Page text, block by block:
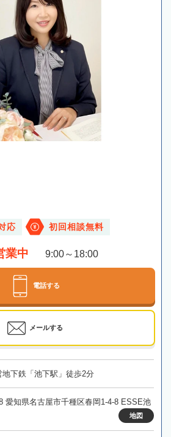
応 初回相談無料
業中 9:00～18:00
電話する
メールする
地下鉄「池下駅」徒歩2分
愛知県名古屋市千種区春岡1-4-8 ESSE池
地図